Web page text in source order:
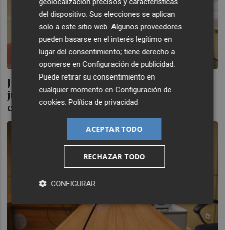
Juicios e investigaciones: las causas
judiciales valencianas auguran un 'otoño
caliente'
del dispositivo. Sus elecciones se aplican
solo a este sitio web. Algunos proveedores
pueden basarse en el interés legítimo en
lugar del consentimiento; tiene derecho a
oponerse enConfiguración de publicidad.
Puede retirar su consentimiento en
cualquier momento enConfiguración de
cookies.Política de privacidad
ACEPTAR TODO
RECHAZAR TODO
CONFIGURAR